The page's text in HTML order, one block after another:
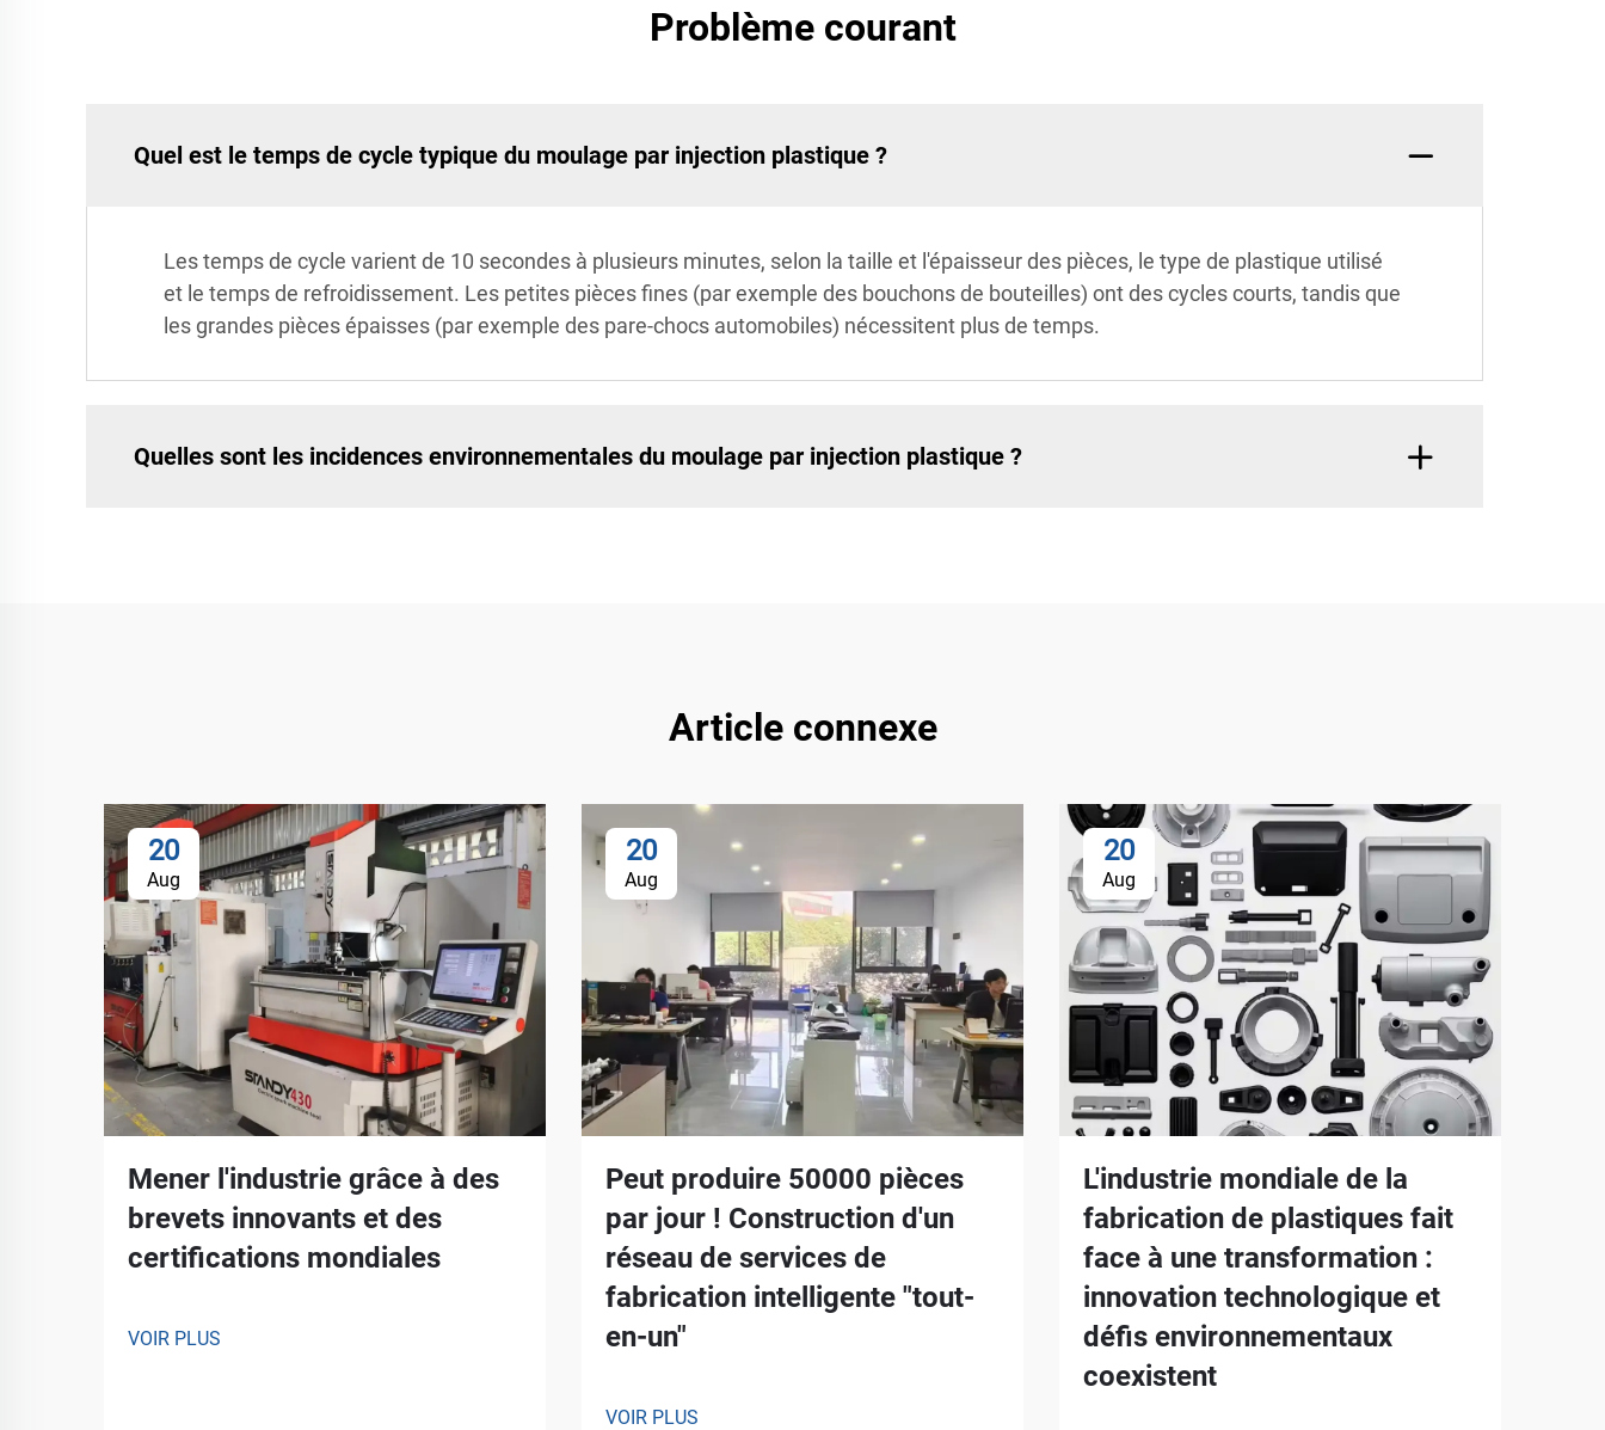
Problème courant
Quel est le temps de cycle typique du moulage par injection plastique ?
Les temps de cycle varient de 10 secondes à plusieurs minutes, selon la taille et l'épaisseur des pièces, le type de plastique utilisé
et le temps de refroidissement. Les petites pièces fines (par exemple des bouchons de bouteilles) ont des cycles courts, tandis que
les grandes pièces épaisses (par exemple des pare-chocs automobiles) nécessitent plus de temps.
Quelles sont les incidences environnementales du moulage par injection plastique ?
Article connexe
20
Aug
Mener l'industrie grâce à des
brevets innovants et des
certifications mondiales
VOIR PLUS
20
Aug
Peut produire 50000 pièces
par jour ! Construction d'un
réseau de services de
fabrication intelligente "tout-
en-un"
VOIR PLUS
20
Aug
L'industrie mondiale de la
fabrication de plastiques fait
face à une transformation :
innovation technologique et
défis environnementaux
coexistent